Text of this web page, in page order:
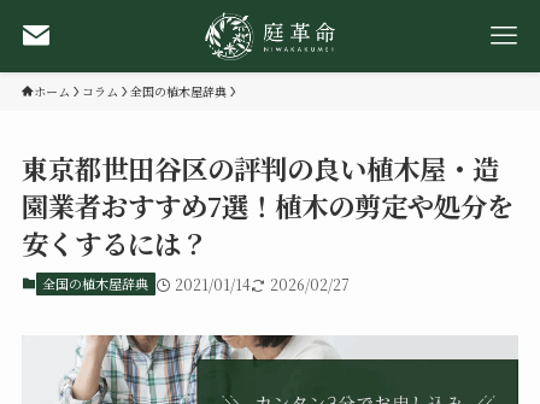
ホーム コラム 全国の植木屋辞典
東京都世田谷区の評判の良い植木屋・造
園業者おすすめ7選！植木の剪定や処分を
安くするには？
全国の植木屋辞典 2021/01/14 2026/02/27